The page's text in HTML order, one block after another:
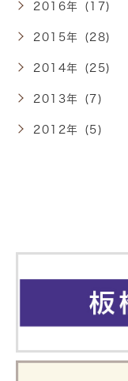
2016年 (17)
2015年 (28)
2014年 (25)
2013年 (7)
2012年 (5)